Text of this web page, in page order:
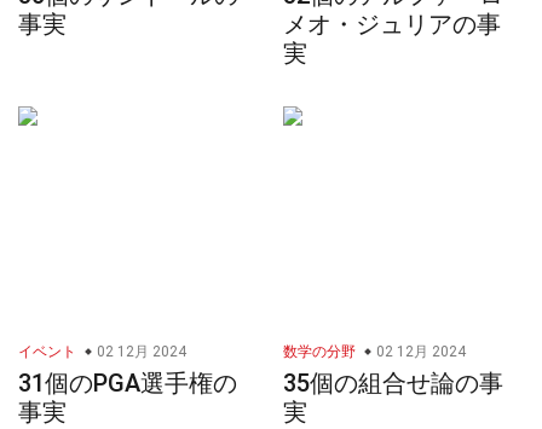
事実
メオ・ジュリアの事
実
イベント 02 12月 2024
31個のPGA選手権の
事実
数学の分野 02 12月 2024
35個の組合せ論の事
実